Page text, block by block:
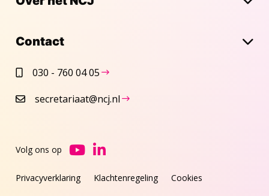
Contact
030 - 760 04 05
secretariaat@ncj.nl
Privacyverklaring Klachtenregeling Cookies
Volg ons op
Ga
YouTube
Ga
LinkedIn